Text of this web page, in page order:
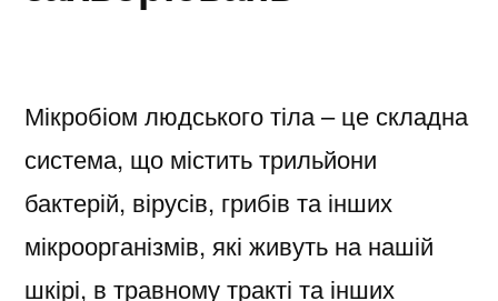
Мікробіом людського тіла – це складна
система, що містить трильйони
бактерій, вірусів, грибів та інших
мікроорганізмів, які живуть на нашій
шкірі, в травному тракті та інших